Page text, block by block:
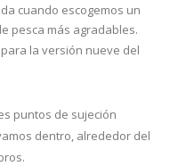
cuando escogemos un
pesca más agradables.
la versión nueve del
puntos de sujeción
dentro, alrededor del